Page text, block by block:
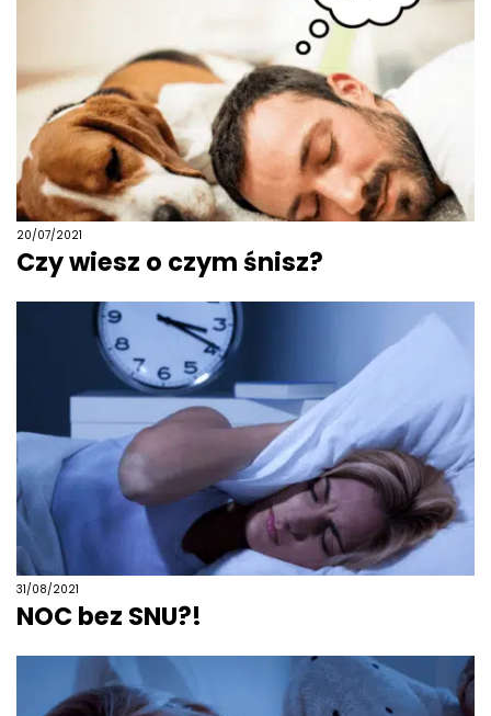
20/07/2021
Czy wiesz o czym śnisz?
31/08/2021
NOC bez SNU?!